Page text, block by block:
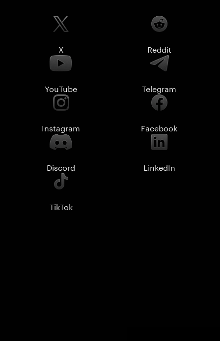
X Reddit
YouTube Telegram
Instagram Facebook
Discord LinkedIn
TikTok